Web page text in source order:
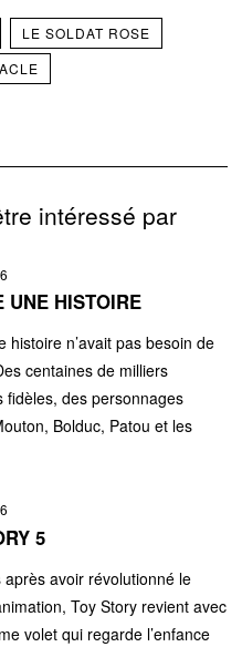
LE SOLDAT ROSE
intéressé par
UNE HISTOIRE
histoire n’avait pas besoin de
centaines de milliers
fidèles, des personnages
Bolduc, Patou et les
5
après avoir révolutionné le
Toy Story revient avec
volet qui regarde l’enfance